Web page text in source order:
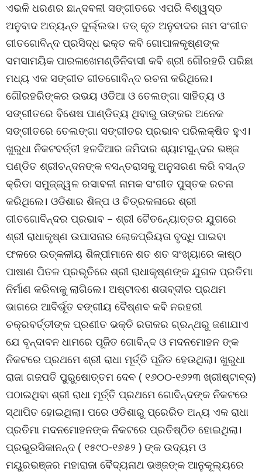
ଏଭଳି ଧରଣର ଛାନ୍ଦବଳୀ ସଙ୍ଗୀତରେ ଏପରି ବିଶ୍ୱସ୍ତ
ଅନୁବାଦ ଅତ୍ୟନ୍ତ ଦୁର୍ଲ୍ଲଭ। ତତ୍ କୃତ ଅନୁବାଦର ନାମ ସଂଗୀତ
ଗୀତଗୋବିନ୍ଦ ପ୍ରସିଦ୍ଧ ଭକ୍ତ କବି ଗୋପାଳକୃଷ୍ଣଙ୍କ
ସମସାମୟିକ ପାରଳାଖେମଣ୍ଡିନିବାସୀ କବି ଶ୍ରୀ ଗୌରହରି ପରିଛା
ମଧ୍ୟ ଏକ ସଙ୍ଗୀତ ଗୀତଗୋବିନ୍ଦ ରଚନା କରିଥିଲେ।
ଗୌରହରିଙ୍କର ଉଭୟ ଓଡିଆ ଓ ତେଲଙ୍ଗା ସାହିତ୍ୟ ଓ
ସଙ୍ଗୀତରେ ବିଶେଷ ପାଣ୍ଡିତ୍ୟ ଥିବାରୁ ତାଙ୍କର ଅନେକ
ସଙ୍ଗୀତରେ ତେଲଙ୍ଗା ସଙ୍ଗୀତର ପ୍ରଭାବ ପରିଲକ୍ଷିତ ହୁଏ।
ଖୁରୁଧା ନିକଟବର୍ତ୍ତୀ ହଳଦିଆର ଜମିଦାର ଶ୍ୟାମସୁନ୍ଦର ଭଞ୍ଜ
ପଣ୍ଡିତ ଶ୍ରୀଚନ୍ଦନଙ୍କ ବସନ୍ତରାସକୁ ଅନୁସରଣ କରି ବସନ୍ତ
କ୍ରିଡା ସମୁଜ୍ଜ୍ୱଳ ରସାବଳୀ ନାମକ ସଂଗୀତ ପୁସ୍ତକ ରଚନା
କରିଥିଲେ। ଓଡିଶାର ଶିଳ୍ପ ଓ ଚିତ୍ରକଳାରେ ଶ୍ରୀ
ଗୀତଗୋବିନ୍ଦର ପ୍ରଭାବ – ଶ୍ରୀ ଚୈତନ୍ୟୋତ୍ତର ଯୁଗରେ
ଶ୍ରୀ ରାଧାକୃଷ୍ଣ ଉପାସନାର ଲୋକପ୍ରିୟତା ବୃଦ୍ଧି ପାଇବା
ଫଳରେ ଉତ୍କଳୀୟ ଶିଳ୍ପୀମାନେ ଶତ ଶତ ସଂଖ୍ୟାରେ କାଷ୍ଠ
ପାଷାଣ ପିତଳ ପ୍ରଭୃତିରେ ଶ୍ରୀ ରାଧାକୃଷ୍ଣଙ୍କ ଯୁଗଳ ପ୍ରତିମା
ନିର୍ମାଣ କରିବାକୁ ଲାଗିଲେ। ଅଷ୍ଟାଦଶ ଶତାବ୍ଦୀର ପ୍ରଥମ
ଭାଗରେ ଆବିର୍ଭୂତ ବଙ୍ଗୀୟ ବୈଷ୍ଣବ କବି ନରହରୀ
ଚକ୍ରବର୍ତ୍ତୀଙ୍କ ପ୍ରଣୀତ ଭକ୍ତି ରତାକର ଗ୍ରନ୍ଥରୁ ଜଣାଯାଏ
ଯେ ବୃନ୍ଦାବନ ଧାମରେ ପୂଜିତ ଗୋବିନ୍ଦ ଓ ମଦନମୋହନ ଙ୍କ
ନିକଟରେ ପ୍ରଥମେ ଶ୍ରୀ ରାଧା ମୂର୍ତ୍ତି ପୂଜିତ ହେଉଥିଲା। ଖୁରୁଧା
ରାଜା ଗଜପତି ପୁରୁଷୋତ୍ତମ ଦେବ ( ୧୬୦୦-୧୬୨୩ ଖ୍ରୀଷ୍ଟାବ୍ଦ)
ପଠାଇଥିବା ଶ୍ରୀ ରାଧା ମୂର୍ତ୍ତି ପ୍ରଥମେ ଗୋବିନ୍ଦଙ୍କ ନିକଟରେ
ସ୍ଥାପିତ ହୋଇଥିଲା। ପରେ ଓଡିଶାରୁ ପ୍ରେରିତ ଅନ୍ୟ ଏକ ରାଧା
ପ୍ରତିମା ମଦନମୋହନଙ୍କ ନିକଟରେ ପ୍ରତିଷ୍ଠିତ ହୋଇଥିଲା।
ପ୍ରଭୁରସିକାନନ୍ଦ ( ୧୫୯୦-୧୬୫୨ ) ଙ୍କ ଉଦ୍ୟମ ଓ
ମୟୁରଭଞ୍ଜର ମହାରାଜା ବୈଦ୍ୟନାଥ ଭଞ୍ଜଙ୍କ ଆନୁକୂଲ୍ୟରେ